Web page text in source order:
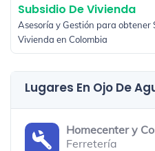
Subsidio De Vivienda
Asesoría y Gestión para obtener
Vivienda en Colombia
Lugares En Ojo De
Homecenter y
Ferretería